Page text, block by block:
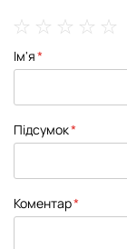
star
stars
stars
stars
stars
Ім'я
Підсумок
Коментар